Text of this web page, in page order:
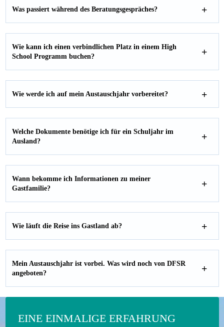
Was passiert während des Beratungsgespräches?
Wie kann ich einen verbindlichen Platz in einem High
School Programm buchen?
Wie werde ich auf mein Austauschjahr vorbereitet?
Welche Dokumente benötige ich für ein Schuljahr im
Ausland?
Wann bekomme ich Informationen zu meiner
Gastfamilie?
Wie läuft die Reise ins Gastland ab?
Mein Austauschjahr ist vorbei. Was wird noch von DFSR
angeboten?
EINE EINMALIGE ERFAHRUNG